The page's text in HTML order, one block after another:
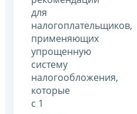
для
налогоплательщиков,
применяющих
упрощенную
систему
налогообложения,
которые
с 1